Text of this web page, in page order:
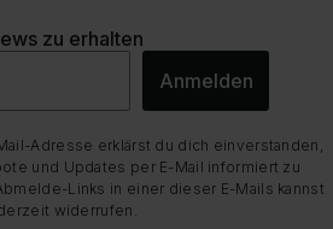
zu erhalten
Anmelden
Adresse erklärst du dich einverstanden,
und Updates per E-Mail informiert zu
Links in einer dieser E-Mails kannst
widerrufen.